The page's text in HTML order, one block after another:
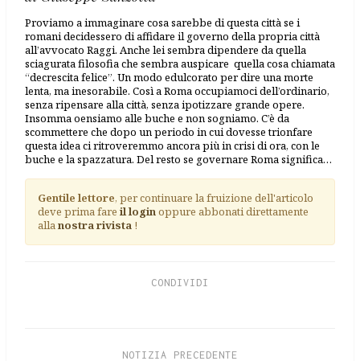
Proviamo a immaginare cosa sarebbe di questa città se i
romani decidessero di affidare il governo della propria città
all’avvocato Raggi. Anche lei sembra dipendere da quella
sciagurata filosofia che sembra auspicare quella cosa chiamata
“decrescita felice”. Un modo edulcorato per dire una morte
lenta, ma inesorabile. Così a Roma occupiamoci dell’ordinario,
senza ripensare alla città, senza ipotizzare grande opere.
Insomma oensiamo alle buche e non sogniamo. C’è da
scommettere che dopo un periodo in cui dovesse trionfare
questa idea ci ritroveremmo ancora più in crisi di ora, con le
buche e la spazzatura. Del resto se governare Roma significa…
Gentile lettore, per continuare la fruizione dell'articolo
deve prima fare il loginoppure abbonati direttamente
allanostra rivista !
CONDIVIDI
NOTIZIA PRECEDENTE